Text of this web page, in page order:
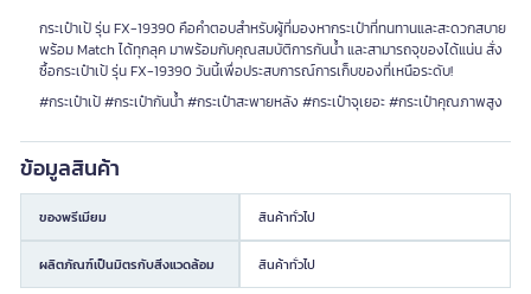
กระเป๋าเป้ รุ่น FX-19390 คือคำตอบสำหรับผู้ที่มองหากระเป๋าที่ทนทานและสะดวกสบาย
พร้อม Match ได้ทุกลุค มาพร้อมกับคุณสมบัติการกันน้ำ และสามารถจุของได้แน่น สั่ง
ซื้อกระเป๋าเป้ รุ่น FX-19390 วันนี้เพื่อประสบการณ์การเก็บของที่เหนือระดับ!
#กระเป๋าเป้ #กระเป๋ากันน้ำ #กระเป๋าสะพายหลัง #กระเป๋าจุเยอะ #กระเป๋าคุณภาพสูง
ข้อมูลสินค้า
ของพรีเมียม สินค้าทั่วไป
ผลิตภัณฑ์เป็นมิตรกับสิ่งแวดล้อม สินค้าทั่วไป